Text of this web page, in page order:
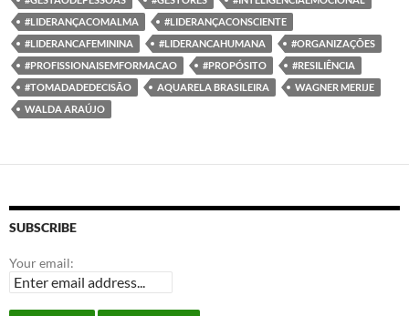
#LIDERANÇACOMALMA
#LIDERANÇACONSCIENTE
#LIDERANCAFEMININA
#LIDERANCAHUMANA
#ORGANIZAÇÕES
#PROFISSIONAISEMFORMACAO
#PROPÓSITO
#RESILIÊNCIA
#TOMADADEDECISÃO
AQUARELA BRASILEIRA
WAGNER MERIJE
WALDA ARAÚJO
SUBSCRIBE
Your email: